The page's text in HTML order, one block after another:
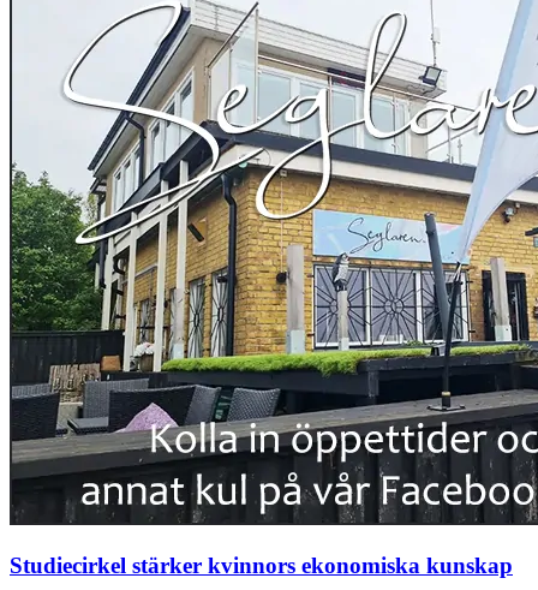
Studiecirkel stärker kvinnors ekonomiska kunskap